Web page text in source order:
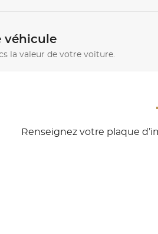
véhicule
la valeur de votre voiture.
Renseignez votre plaque